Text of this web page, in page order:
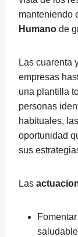
manteniendo
Humano de
Las cuarenta
empresas
una plantilla
personas
habituales,
oportunidad
sus
Las